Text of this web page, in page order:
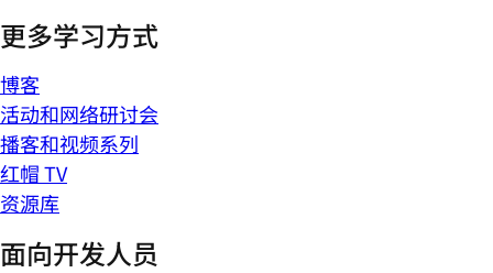
更多学习方式
博客
活动和网络研讨会
播客和视频系列
红帽 TV
资源库
面向开发人员